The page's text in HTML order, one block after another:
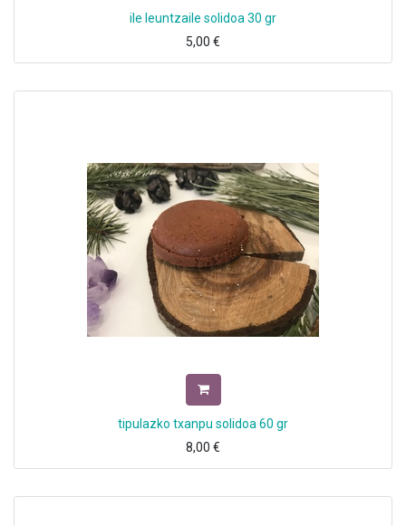
ile leuntzaile solidoa 30 gr
5,00 €
tipulazko txanpu solidoa 60 gr
8,00 €